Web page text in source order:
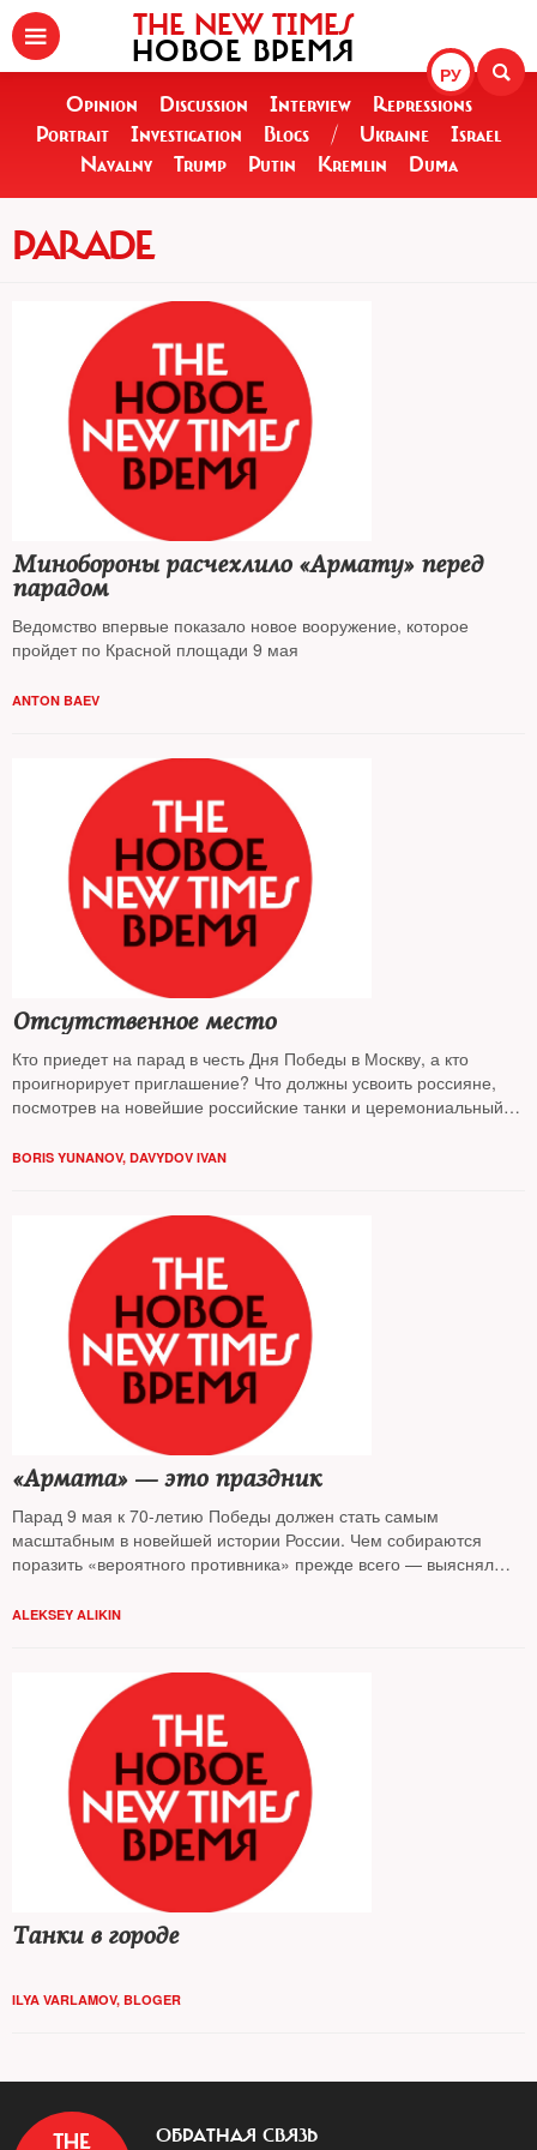
РУ
THE NEW TIMES
НОВОЕ ВРЕМЯ
Opinion Discussion Interview
Repressions
Portrait
Investigation Blogs / Ukraine
Israel
Navalny
Trump Putin Kremlin Duma
PARADE
Минобороны расчехлило «Армату» перед
парадом
Ведомство впервые показало новое вооружение, которое
пройдет по Красной площади 9 мая
ANTON BAEV
Отсутственное место
Кто приедет на парад в честь Дня Победы в Москву, а кто
проигнорирует приглашение? Что должны усвоить россияне,
посмотрев на новейшие российские танки и церемониальный
BORIS YUNANOV, DAVYDOV IVAN
«Армата» — это праздник
Парад 9 мая к 70-летию Победы должен стать самым
масштабным в новейшей истории России. Чем собираются
поразить «вероятного противника» прежде всего — выяснял
и самолет ПАК ФА — возможные события и разочарования
ALEKSEY ALIKIN
Танки в городе
ILYA VARLAMOV, BLOGER
ОБРАТНАЯ СВЯЗЬ